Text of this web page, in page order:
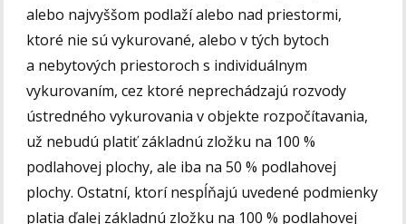
alebo najvyššom podlaží alebo nad priestormi,
ktoré nie sú vykurované, alebo v tých bytoch
a nebytových priestoroch s individuálnym
vykurovaním, cez ktoré neprechádzajú rozvody
ústredného vykurovania v objekte rozpočítavania,
už nebudú platiť základnú zložku na 100 %
podlahovej plochy, ale iba na 50 % podlahovej
plochy. Ostatní, ktorí nespĺňajú uvedené podmienky
platia ďalej základnú zložku na 100 % podlahovej